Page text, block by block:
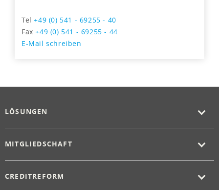
Tel+49 (0) 541 - 69255 - 40
Fax+49 (0) 541 - 69255 - 44
E-Mail schreiben
LÖSUNGEN
MITGLIEDSCHAFT
CREDITREFORM